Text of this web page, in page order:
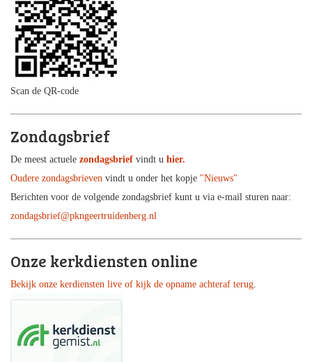
Scan de QR-code
Zondagsbrief
De meest actuele zondagsbrief vindt u hier.
Oudere zondagsbrieven vindt u onder het kopje "Nieuws"
Berichten voor de volgende zondagsbrief kunt u via e-mail sturen naar:
zondagsbrief@pkngeertruidenberg.nl
Onze kerkdiensten online
Bekijk onze kerdiensten live of kijk de opname achteraf terug.